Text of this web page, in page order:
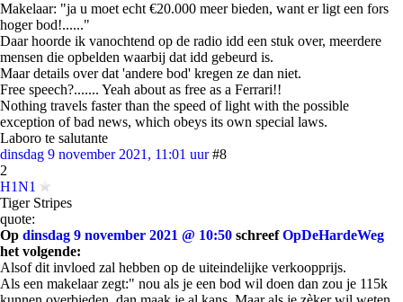
Makelaar: "ja u moet echt €20.000 meer bieden, want er ligt een fors
hoger bod!......"
Daar hoorde ik vanochtend op de radio idd een stuk over, meerdere
mensen die opbelden waarbij dat idd gebeurd is.
Maar details over dat 'andere bod' kregen ze dan niet.
Free speech?....... Yeah about as free as a Ferrari!!
Nothing travels faster than the speed of light with the possible
exception of bad news, which obeys its own special laws.
Laboro te salutante
dinsdag 9 november 2021, 11:01 uur #8
2
H1N1
Tiger Stripes
quote:
Op dinsdag 9 november 2021 @ 10:50 schreefOpDeHardeWeg
het volgende:
Alsof dit invloed zal hebben op de uiteindelijke verkoopprijs.
Als een makelaar zegt:" nou als je een bod wil doen dan zou je 115k